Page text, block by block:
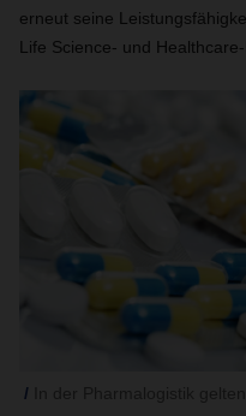
erneut seine
Life Science- und Healthcare-